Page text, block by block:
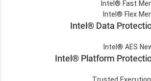
Intel® Fast
Intel® Flex
Intel® Data
Intel® AES
Intel® Platform